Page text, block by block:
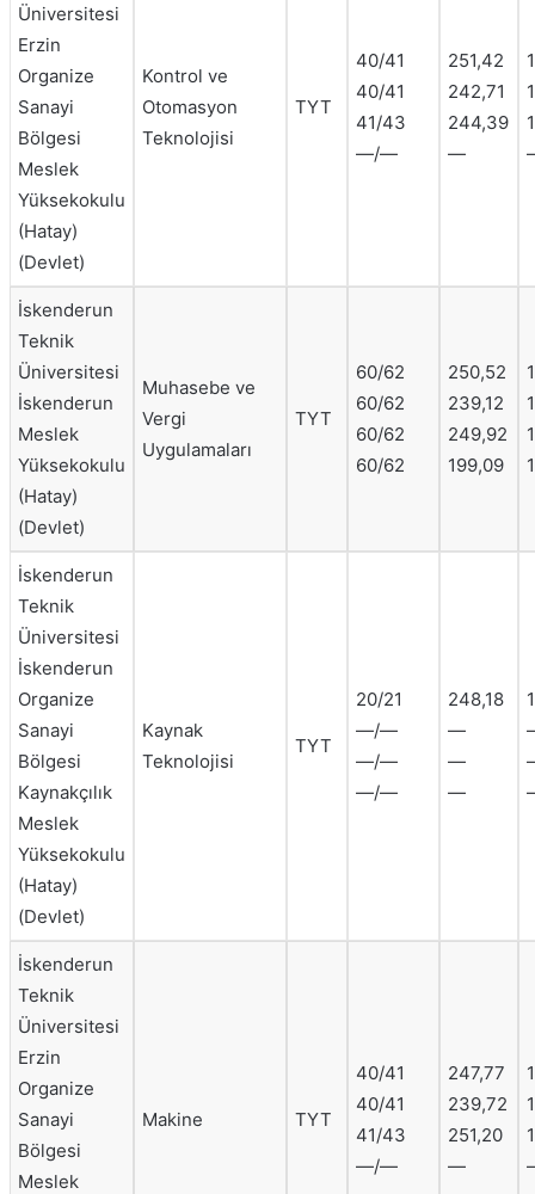
Üniversitesi
Erzin
Organize
Sanayi
Bölgesi
Meslek
Yüksekokulu
(Hatay)
(Devlet)
Kontrol ve
Otomasyon
Teknolojisi
TYT
40/41
40/41
41/43
—/—
251,42
242,71
244,39
—
İskenderun
Teknik
Üniversitesi
İskenderun
Meslek
Yüksekokulu
(Hatay)
(Devlet)
Muhasebe ve
Vergi
Uygulamaları
TYT
60/62
60/62
60/62
60/62
250,52
239,12
249,92
199,09
İskenderun
Teknik
Üniversitesi
İskenderun
Organize
Sanayi
Bölgesi
Kaynakçılık
Meslek
Yüksekokulu
(Hatay)
(Devlet)
Kaynak
Teknolojisi
TYT
20/21
—/—
—/—
—/—
248,18
—
—
—
İskenderun
Teknik
Üniversitesi
Erzin
Organize
Sanayi
Bölgesi
Meslek
Makine TYT
40/41
40/41
41/43
—/—
247,77
239,72
251,20
—